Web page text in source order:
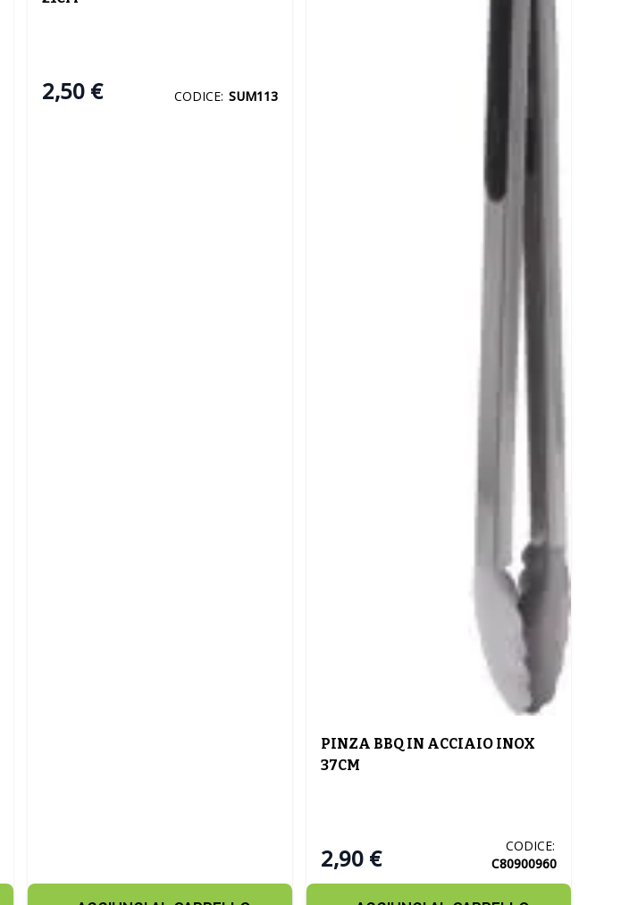
2,50 € CODICE: SUM113
PINZA BBQ IN ACCIAIO INOX
37CM
2,90 €
CODICE:
C80900960